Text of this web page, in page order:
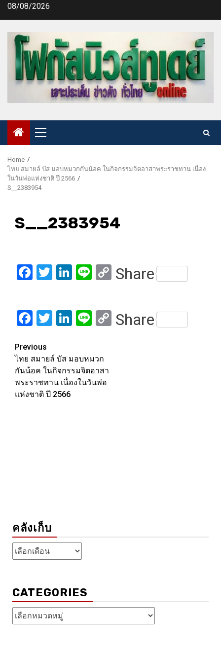
Skip08/08/2026
Primary
Menu
Home
ไทย สมายล์ บัส มอบหมวกกันน้อค ในกิจกรรมจิตอาสาพระราชทาน เนื่อง
ในวันพ่อแห่งชาติ ปี 2566
S__2383954
S__2383954
Facebook
Twitter
LinkedIn
LineCopy
Share
Facebook
Twitter
LinkedIn
LineCopy
Share
Post
navigation
Previous
ไทย สมายล์ บัส มอบหมวก
กันน้อค ในกิจกรรมจิตอาสา
พระราชทาน เนื่องในวันพ่อ
แห่งชาติ ปี 2566
คลังเก็บ
คลัง
เก็บ
CATEGORIES
Categories